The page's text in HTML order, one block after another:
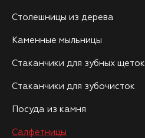
Столешницы из дерева
Каменные мыльницы
Стаканчики для зубных щеток
Стаканчики для зубочисток
Посуда из камня
Салфетницы